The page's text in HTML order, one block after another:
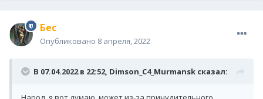
Бес
Опубликовано 8 апреля, 2022
В 07.04.2022 в 22:52, Dimson_C4_Murmansk сказал: